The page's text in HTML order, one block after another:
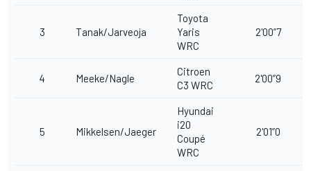
3 Tanak/Jarveoja
Toyota
Yaris
WRC
2'00”7
4 Meeke/Nagle
Citroen
C3 WRC
2'00”9
5 Mikkelsen/Jaeger
Hyundai
i20
Coupé
WRC
2'01”0